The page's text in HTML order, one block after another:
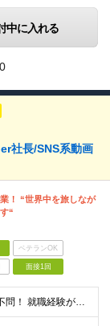
中に入れる
社長/SNS系動画
！ “世界中を旅しなが
“
ベテランOK
面接1回
職歴、学歴、年齢、性別全て不問！ 就職経験がない方も未経験の方も大歓迎！ もちろん経験者の方も大歓迎♪ 人柄重視♪ カジュアル面接を実施しています！ 「面接って緊張する…」 「経験がないから不安…